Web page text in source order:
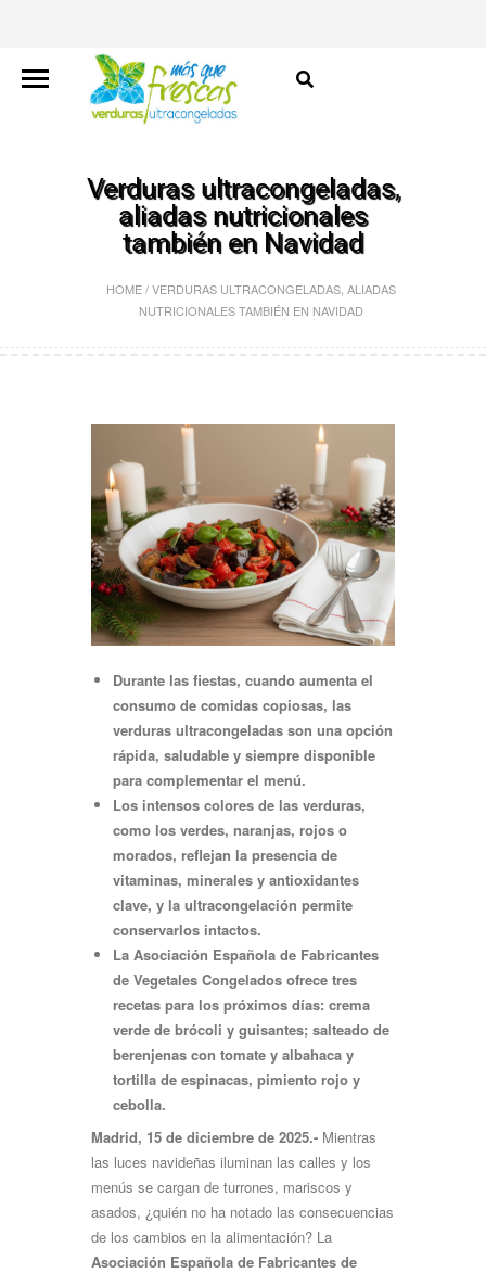
Verduras ultracongeladas,
aliadas nutricionales
también en Navidad
HOME/VERDURAS ULTRACONGELADAS, ALIADAS
NUTRICIONALES TAMBIÉN EN NAVIDAD
Durante las fiestas, cuando aumenta el
consumo de comidas copiosas, las
verduras ultracongeladas son una opción
rápida, saludable y siempre disponible
para complementar el menú.
Los intensos colores de las verduras,
como los verdes, naranjas, rojos o
morados, reflejan la presencia de
vitaminas, minerales y antioxidantes
clave, y la ultracongelación permite
conservarlos intactos.
La Asociación Española de Fabricantes
de Vegetales Congelados ofrece tres
recetas para los próximos días: crema
verde de brócoli y guisantes; salteado de
berenjenas con tomate y albahaca y
tortilla de espinacas, pimiento rojo y
cebolla.
Madrid, 15 de diciembre de 2025.- Mientras
las luces navideñas iluminan las calles y los
menús se cargan de turrones, mariscos y
asados, ¿quién no ha notado las consecuencias
de los cambios en la alimentación? La
Asociación Española de Fabricantes de